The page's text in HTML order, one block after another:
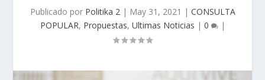
Publicado por Politika 2| May 31, 2021 | CONSULTA
POPULAR, Propuestas, Ultimas Noticias | 0 |